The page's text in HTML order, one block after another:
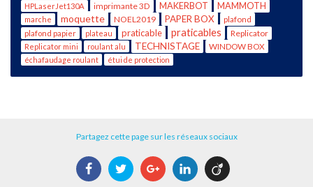
HPLaserJet130A
imprimante 3D MAKERBOT MAMMOTH
marche moquette NOEL2019 PAPER BOX plafond
plafond papier plateau praticable praticables Replicator
Replicator mini roulant alu TECHNISTAGE WINDOW BOX
échafaudage roulant étui de protection
Partagez cette page sur les réseaux sociaux
FacebookTwitter Google+LinkedIn